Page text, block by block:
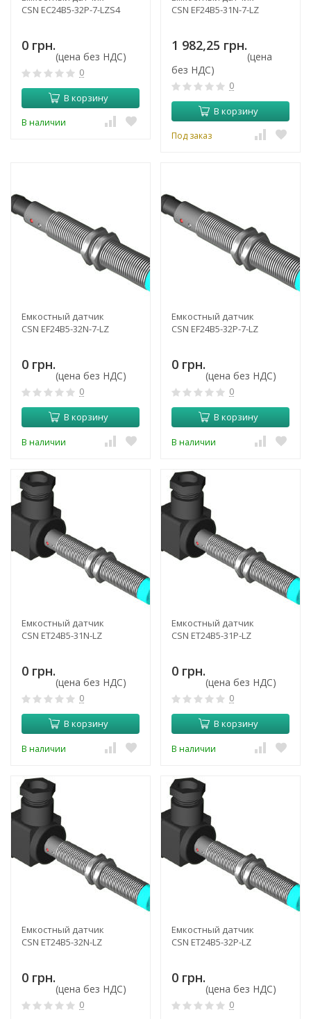
CSN EC24B5-32P-7-LZS4
0 грн.
(цена без НДС)
0
В корзину
В наличии
CSN EF24B5-31N-7-LZ
1 982,25 грн.
(цена
без НДС)
0
В корзину
Под заказ
Емкостный датчик
CSN EF24B5-32N-7-LZ
0 грн.
(цена без НДС)
0
В корзину
В наличии
Емкостный датчик
CSN EF24B5-32P-7-LZ
0 грн.
(цена без НДС)
0
В корзину
В наличии
Емкостный датчик
CSN ET24B5-31N-LZ
0 грн.
(цена без НДС)
0
В корзину
В наличии
Емкостный датчик
CSN ET24B5-31P-LZ
0 грн.
(цена без НДС)
0
В корзину
В наличии
Емкостный датчик
CSN ET24B5-32N-LZ
0 грн.
(цена без НДС)
0
Емкостный датчик
CSN ET24B5-32P-LZ
0 грн.
(цена без НДС)
0